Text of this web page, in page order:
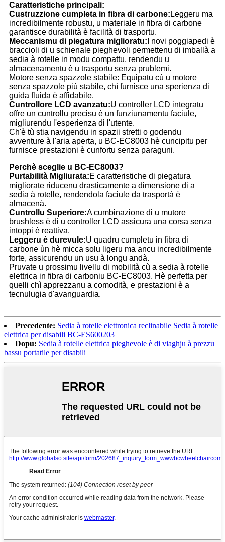
Caratteristiche principali:
Custruzzione cumpleta in fibra di carbone: Leggeru ma
incredibilmente robustu, u materiale in fibra di carbone
garantisce durabilità è facilità di trasportu.
Meccanismu di piegatura miglioratu: I novi poggiapedi è
braccioli di u schienale pieghevoli permettenu di imballà a
sedia à rotelle in modu compattu, rendendu u
almacenamentu è u trasportu senza prublemi.
Motore senza spazzole stabile: Equipatu cù u motore
senza spazzole più stabile, chì furnisce una sperienza di
guida fluida è affidabile.
Cuntrollore LCD avanzatu:U controller LCD integratu
offre un cuntrollu precisu è un funziunamentu faciule,
migliurendu l'esperienza di l'utente.
Ch'è tù stia navigendu in spazii stretti o godendu
avventure à l'aria aperta, u BC-EC8003 hè cuncipitu per
furnisce prestazioni è cunfortu senza paraguni.
Perchè sceglie u BC-EC8003?
Purtabilità Migliurata:E caratteristiche di piegatura
migliorate riducenu drasticamente a dimensione di a
sedia à rotelle, rendendola faciule da trasportà è
almacenà.
Cuntrollu Superiore:A cumbinazione di u mutore
brushless è di u controller LCD assicura una corsa senza
intoppi è reattiva.
Leggeru è durevule:U quadru cumpletu in fibra di
carbone ùn hè micca solu ligeru ma ancu incredibilmente
forte, assicurendu un usu à longu andà.
Pruvate u prossimu livellu di mobilità cù a sedia à rotelle
elettrica in fibra di carboniu BC-EC8003. Hè perfetta per
quelli chì apprezzanu a comodità, e prestazioni è a
tecnulugia d'avanguardia.
Precedente: Sedia à rotelle elettronica reclinabile Sedia à rotelle
elettrica per disabili BC-ES600203
Dopu: Sedia à rotelle elettrica pieghevole è di viaghju à prezzu
bassu portatile per disabili